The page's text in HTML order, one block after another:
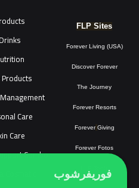
FLP Sites
Forever Living (USA)
Discover Forever
The Journey
Forever Resorts
Forever Giving
Forever Fotos
Care
Care
Combo
فوريفرشوب